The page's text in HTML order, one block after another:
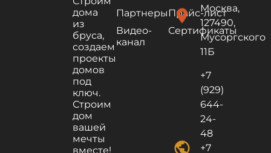
дома
из
бруса,
создаем
проекты
домов
под
ключ.
Строим
дом
вашей
мечты
вместе!
ПартнерыПрайс-лист
Видео-
канал
Сертификаты
location_on
Москва,
127490,
Мусоргского
11Б
public
+7
(929)
644-
24-
48
+7